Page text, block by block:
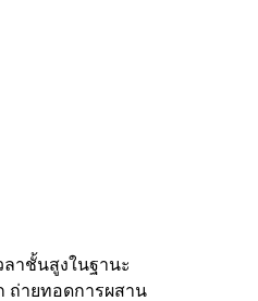
าชั้นสูงในฐานะ
ถ่ายทอดการผสาน